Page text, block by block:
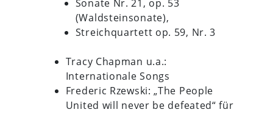
Sonate Nr. 21, op. 53
(Waldsteinsonate),
Streichquartett op. 59, Nr. 3
Tracy Chapman u.a.:
Internationale Songs
Frederic Rzewski: „The People
United will never be defeated“ für